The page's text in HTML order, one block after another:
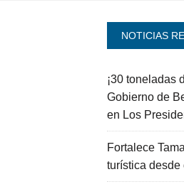
NOTICIAS
¡30 toneladas
Gobierno de
en Los
Fortalece
turística desde